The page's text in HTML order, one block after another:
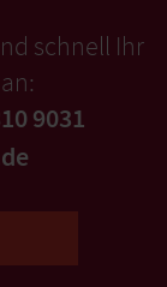
schnell Ihr
9031